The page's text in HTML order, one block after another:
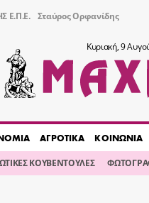
Ε.Π.Ε. Σταύρος Ορφανίδης
Κυριακή, 9
ΑΓΡΟΤΙΚΑ ΚΟΙΝΩΝΙΑ
ΚΟΥΒΕΝΤΟΥΛΕΣ